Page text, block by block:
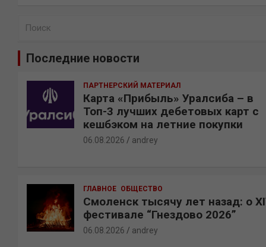
Последние новости
ПАРТНЕРСКИЙ МАТЕРИАЛ
Карта «Прибыль» Уралсиба – в
Топ-3 лучших дебетовых карт с
кешбэком на летние покупки
06.08.2026 andrey
ГЛАВНОЕ ОБЩЕСТВО
Смоленск тысячу лет назад: о
фестивале “Гнездово 2026”
06.08.2026 andrey